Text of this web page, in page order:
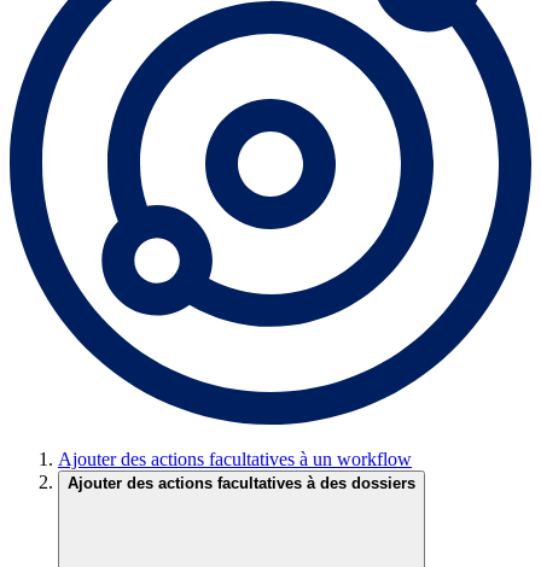
Ajouter des actions facultatives à un workflow
Ajouter des actions facultatives à des dossiers